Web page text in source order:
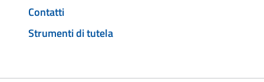
Contatti
Strumenti di tutela